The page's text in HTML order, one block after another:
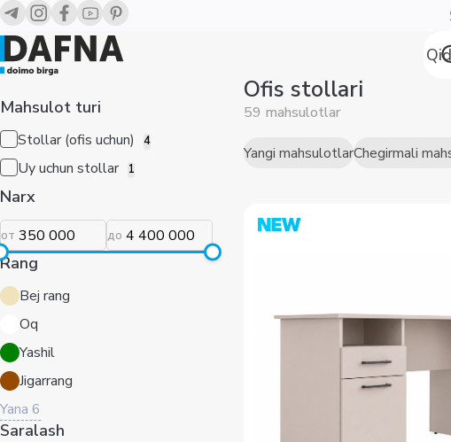
Mahsulot turi
Stollar (ofis uchun) 4
Uy uchun stollar 1
Narx
от до
Rang
Bej rang
Oq
Yashil
Jigarrang
Yana 6
Saralash
Ofis stollari
59 mahsulotlar
Yangi mahsulotlarChegirmali
Офисные столы — купить в Ташкенте | Dafna